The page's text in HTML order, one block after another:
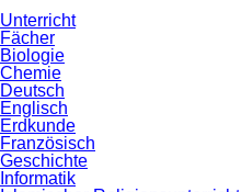
Unterricht
Fächer
Biologie
Chemie
Deutsch
Englisch
Erdkunde
Französisch
Geschichte
Informatik